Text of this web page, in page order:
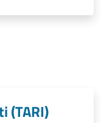
(TARI)